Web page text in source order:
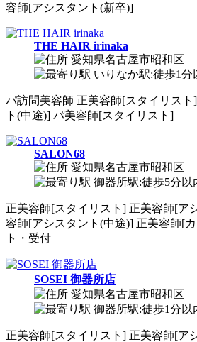
容師[アシスタント(新卒)]
THE HAIR irinaka
愛知県名古屋市昭和区
いりなか駅:徒歩1分
パ訪問美容師 正美容師[スタイリスト]
ト(中途)] パ美容師[スタイリスト]
SALON68
愛知県名古屋市昭和区
御器所駅:徒歩5分以
正美容師[スタイリスト] 正美容師[ア
容師[アシスタント(中途)] 正美容師[
ト・受付
SOSEI 御器所店
愛知県名古屋市昭和区
御器所駅:徒歩1分以
正美容師[スタイリスト] 正美容師[ア